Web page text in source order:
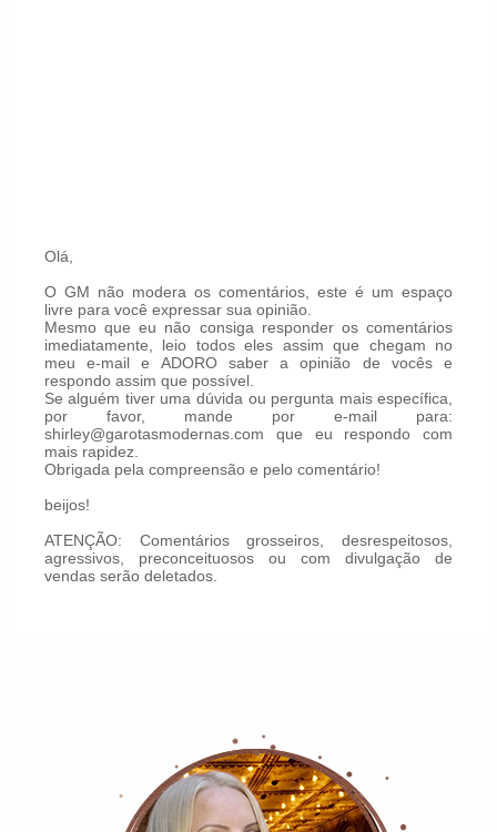
Olá,
O GM não modera os comentários, este é um espaço
livre para você expressar sua opinião.
Mesmo que eu não consiga responder os comentários
imediatamente, leio todos eles assim que chegam no
meu e-mail e ADORO saber a opinião de vocês e
respondo assim que possível.
Se alguém tiver uma dúvida ou pergunta mais específica,
por favor, mande por e-mail para:
shirley@garotasmodernas.com que eu respondo com
mais rapidez.
Obrigada pela compreensão e pelo comentário!
beijos!
ATENÇÃO: Comentários grosseiros, desrespeitosos,
agressivos, preconceituosos ou com divulgação de
vendas serão deletados.